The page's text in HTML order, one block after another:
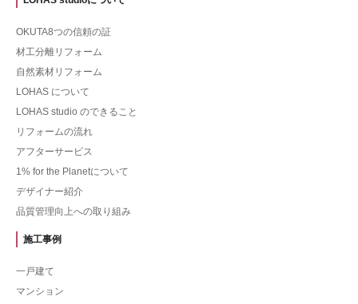
OKUTA8つの信頼の証
材工分離リフォーム
自然素材リフォーム
LOHAS について
LOHAS studio のできること
リフォームの流れ
アフターサービス
1% for the Planetについて
デザイナー紹介
品質管理向上への取り組み
施工事例
一戸建て
マンション